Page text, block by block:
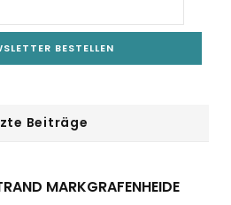
Beiträge
MARKGRAFENHEIDE